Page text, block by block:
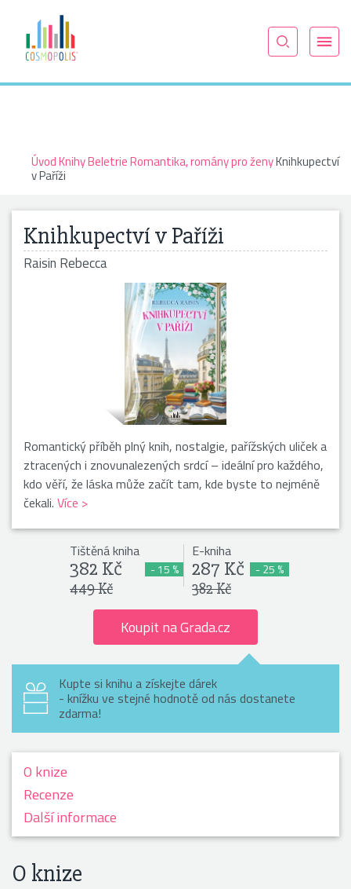
ÚvodKnihyBeletrieRomantika, romány pro ženyKnihkupectví
v Paříži
Knihkupectví v Paříži
Raisin Rebecca
Romantický příběh plný knih, nostalgie, pařížských uliček a
ztracených i znovunalezených srdcí – ideální pro každého,
kdo věří, že láska může začít tam, kde byste to nejméně
čekali. Více >
Koupit na Grada.cz
Tištěná kniha
382 Kč
449 Kč
- 15 %
E-kniha
287 Kč
382 Kč
- 25 %
Kupte si knihu a získejte dárek
- knížku ve stejné hodnotě od nás dostanete
zdarma!
O knize
Recenze
Další informace
O knize